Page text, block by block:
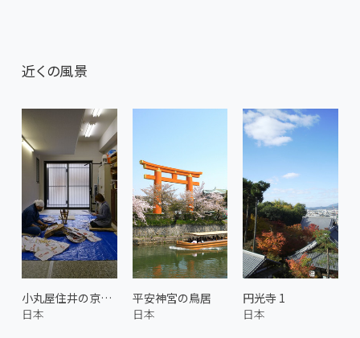
近くの風景
小丸屋住井の京丸うちわ 4
日本
平安神宮の鳥居
日本
円光寺 1
日本